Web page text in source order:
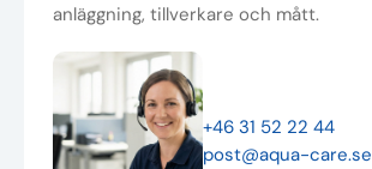
anläggning, tillverkare och mått.
+46 31 52 22 44
post@aqua-care.se